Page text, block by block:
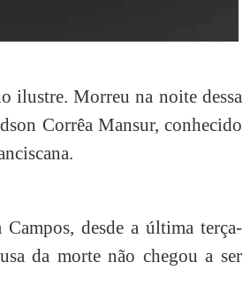
ilustre. Morreu na noite dessa
Corrêa Mansur, conhecido
desde a última terça-
da morte não chegou a ser